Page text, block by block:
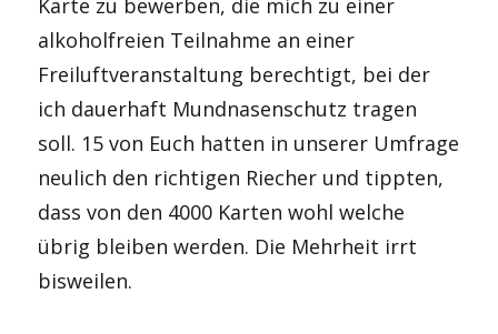
alkoholfreien Teilnahme an einer
Freiluftveranstaltung berechtigt, bei der
ich dauerhaft Mundnasenschutz tragen
soll. 15 von Euch hatten in unserer Umfrage
neulich den richtigen Riecher und tippten,
dass von den 4000 Karten wohl welche
übrig bleiben werden. Die Mehrheit irrt
bisweilen.